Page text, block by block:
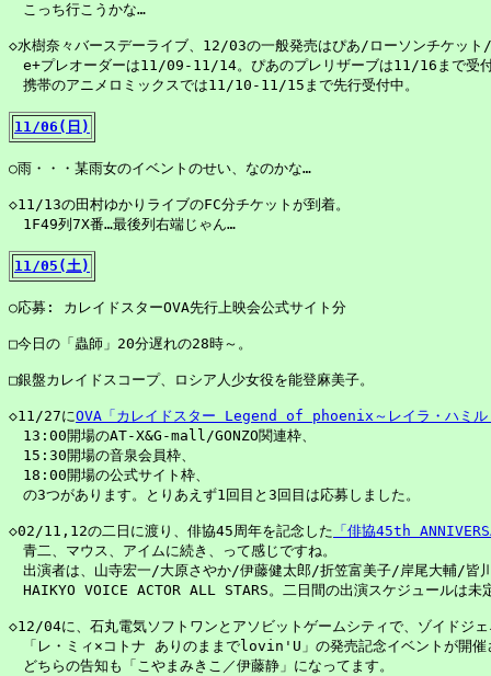
こっち行こうかな…
◇水樹奈々バースデーライブ、12/03の一般発売はぴあ/ローソンチケッ
e+プレオーダーは11/09-11/14。ぴあのプレリザーブは11/16まで受
携帯のアニメロミックスでは11/10-11/15まで先行受付中。
11/06(日)
○雨・・・某雨女のイベントのせい、なのかな…
◇11/13の田村ゆかりライブのFC分チケットが到着。
1F49列7X番…最後列右端じゃん…
11/05(土)
○応募: カレイドスターOVA先行上映会公式サイト分
□今日の「蟲師」20分遅れの28時～。
□銀盤カレイドスコープ、ロシア人少女役を能登麻美子。
◇11/27にOVA「カレイドスター Legend of phoenix～レイラ・ハミル
13:00開場のAT-X&G-mall/GONZO関連枠、
15:30開場の音泉会員枠、
18:00開場の公式サイト枠、
の3つがあります。とりあえず1回目と3回目は応募しました。
◇02/11,12の二日に渡り、俳協45周年を記念した 「俳協45th
青二、マウス、アイムに続き、って感じですね。
出演者は、山寺宏一/大原さやか/伊藤健太郎/折笠富美子/岸尾大輔/皆
HAIKYO VOICE ACTOR ALL STARS。二日間の出演スケジュールは未
◇12/04に、石丸電気ソフトワンとアソビットゲームシティで、ゾイドジェ
「レ・ミィ×コトナ ありのままでlovin'U」の発売記念イベントが開催
どちらの告知も「こやまみきこ／伊藤静」になってます。